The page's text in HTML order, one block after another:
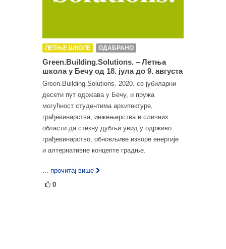
ЛЕТЊЕ ШКОЛЕ ОДАБРАНО
Green.Building.Solutions. – Летња
школа у Бечу од 18. јула до 9. августа
Green.Building.Solutions. 2020. се јубиларни
десети пут одржава у Бечу, и пружа
могућност студентима архитектуре,
грађевинарства, инжењерства и сличних
области да стекну дубљи увид у одрживо
грађевинарство, обновљиве изворе енергије
и алтернативне концепте градње.
... прочитај више
0